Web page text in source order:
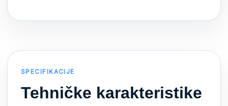
SPECIFIKACIJE
Tehničke karakteristike